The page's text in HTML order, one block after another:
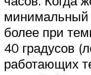
более при
40 градусов
работающих